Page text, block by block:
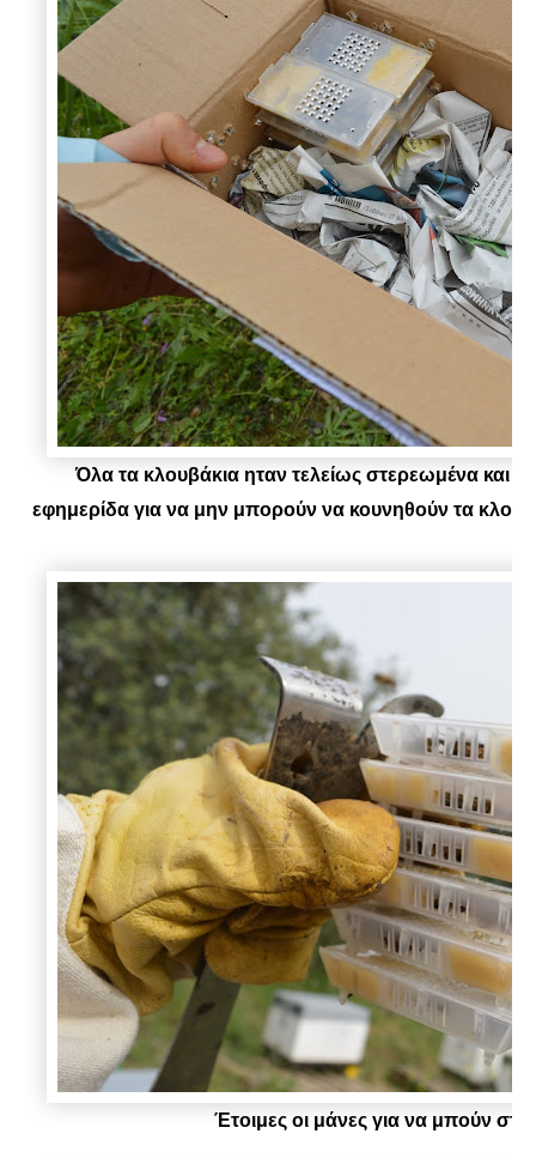
Όλα τα κλουβάκια ηταν τελείως στερεωμένα και
εφημερίδα για να μην μπορούν να κουνηθούν τα
Έτοιμες οι μάνες για να μπούν